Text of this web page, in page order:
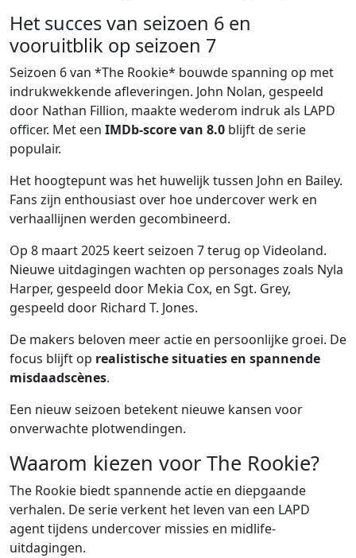
Het succes van seizoen 6 en
vooruitblik op seizoen 7
Seizoen 6 van *The Rookie* bouwde spanning op met
indrukwekkende afleveringen. John Nolan, gespeeld
door Nathan Fillion, maakte wederom indruk als LAPD
officer. Met een IMDb-score van 8.0 blijft de serie
populair.
Het hoogtepunt was het huwelijk tussen John en Bailey.
Fans zijn enthousiast over hoe undercover werk en
verhaallijnen werden gecombineerd.
Op 8 maart 2025 keert seizoen 7 terug op Videoland.
Nieuwe uitdagingen wachten op personages zoals Nyla
Harper, gespeeld door Mekia Cox, en Sgt. Grey,
gespeeld door Richard T. Jones.
De makers beloven meer actie en persoonlijke groei. De
focus blijft op realistische situaties en spannende
misdaadscènes.
Een nieuw seizoen betekent nieuwe kansen voor
onverwachte plotwendingen.
Waarom kiezen voor The Rookie?
The Rookie biedt spannende actie en diepgaande
verhalen. De serie verkent het leven van een LAPD
agent tijdens undercover missies en midlife-
uitdagingen.